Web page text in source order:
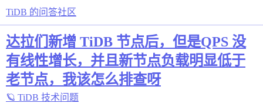
TiDB 的问答社区
达拉们新增 TiDB 节点后，但是QPS 没
有线性增长，并且新节点负载明显低于
老节点，我该怎么排查呀
🪐 TiDB 技术问题